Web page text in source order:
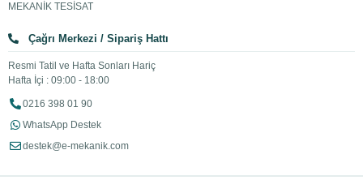
MEKANİK TESİSAT
Çağrı Merkezi / Sipariş Hattı
Resmi Tatil ve Hafta Sonları Hariç
Hafta İçi : 09:00 - 18:00
0216 398 01 90
WhatsApp Destek
destek@e-mekanik.com